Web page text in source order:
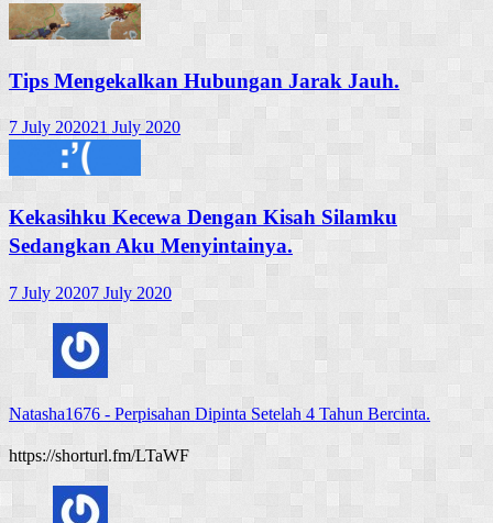
Tips Mengekalkan Hubungan Jarak Jauh.
7 July 202021 July 2020
Kekasihku Kecewa Dengan Kisah Silamku
Sedangkan Aku Menyintainya.
7 July 20207 July 2020
Natasha1676 - Perpisahan Dipinta Setelah 4 Tahun Bercinta.
https://shorturl.fm/LTaWF